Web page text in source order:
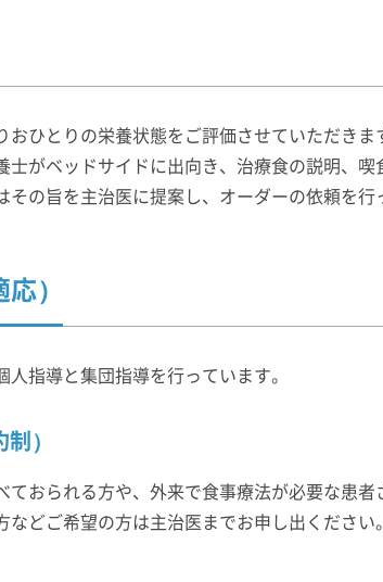
おひとりの栄養状態をご評価させていただき
士がベッドサイドに出向き、治療食の説明、
の旨を主治医に提案し、オーダーの依頼を行
）
指導と集団指導を行っています。
）
ておられる方や、外来で食事療法が必要な患
どご希望の方は主治医までお申し出ください。